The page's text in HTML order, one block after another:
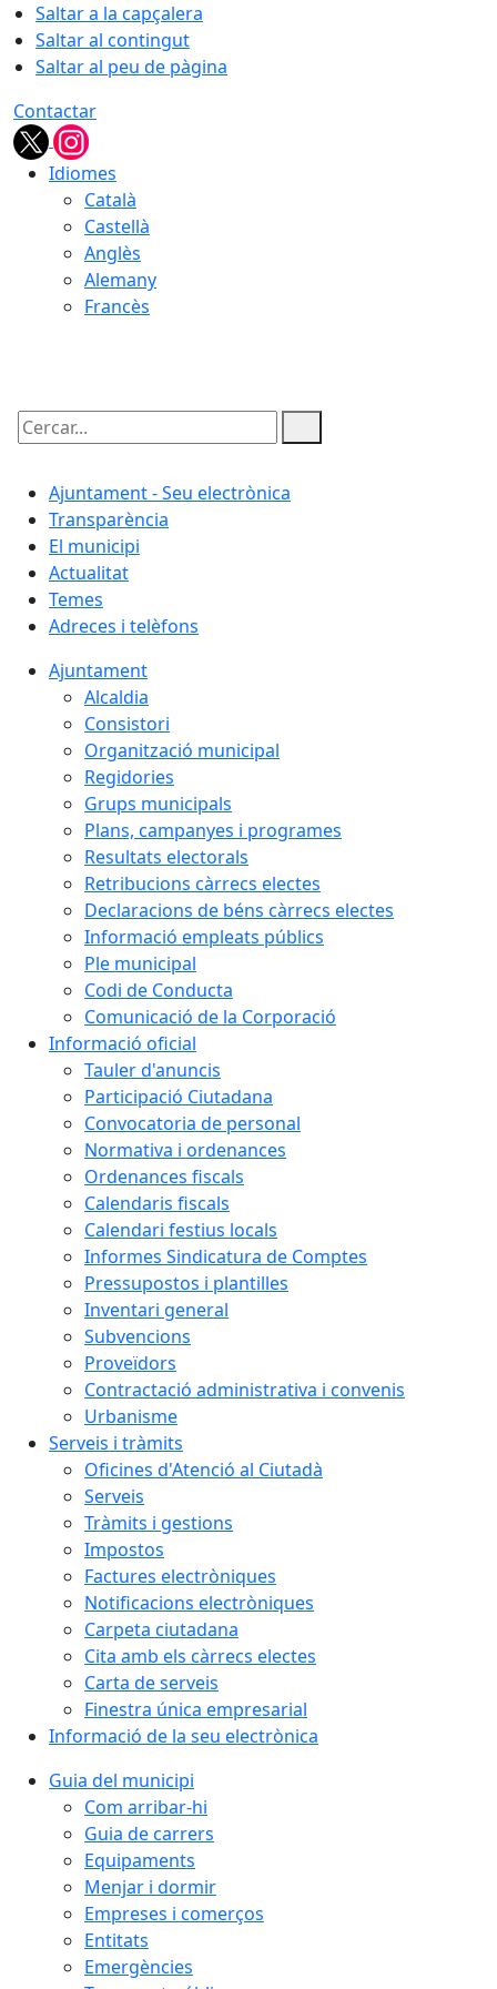
Saltar a la capçalera
Saltar al contingut
Saltar al peu de pàgina
Contactar
Idiomes
Català
Castellà
Anglès
Alemany
Francès
Cercar:
Ajuntament - Seu electrònica
Transparència
El municipi
Actualitat
Temes
Adreces i telèfons
Ajuntament
Alcaldia
Consistori
Organització municipal
Regidories
Grups municipals
Plans, campanyes i programes
Resultats electorals
Retribucions càrrecs electes
Declaracions de béns càrrecs electes
Informació empleats públics
Ple municipal
Codi de Conducta
Comunicació de la Corporació
Informació oficial
Tauler d'anuncis
Participació Ciutadana
Convocatoria de personal
Normativa i ordenances
Ordenances fiscals
Calendaris fiscals
Calendari festius locals
Informes Sindicatura de Comptes
Pressupostos i plantilles
Inventari general
Subvencions
Proveïdors
Contractació administrativa i convenis
Urbanisme
Serveis i tràmits
Oficines d'Atenció al Ciutadà
Serveis
Tràmits i gestions
Impostos
Factures electròniques
Notificacions electròniques
Carpeta ciutadana
Cita amb els càrrecs electes
Carta de serveis
Finestra única empresarial
Informació de la seu electrònica
Guia del municipi
Com arribar-hi
Guia de carrers
Equipaments
Menjar i dormir
Empreses i comerços
Entitats
Emergències